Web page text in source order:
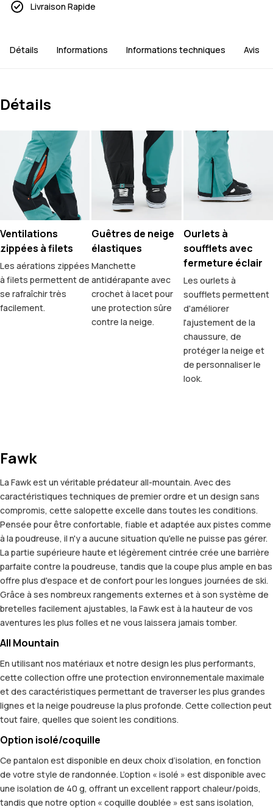
Livraison Rapide
Détails Informations Informations techniques Avis
Détails
Ventilations
zippées à filets
Les aérations zippées
à filets permettent de
se rafraîchir très
facilement.
Guêtres de neige
élastiques
Manchette
antidérapante avec
crochet à lacet pour
une protection sûre
contre la neige.
Ourlets à
soufflets avec
fermeture éclair
Les ourlets à
soufflets permettent
d'améliorer
l'ajustement de la
chaussure, de
protéger la neige et
de personnaliser le
look.
Fawk
La Fawk est un véritable prédateur all-mountain. Avec des
caractéristiques techniques de premier ordre et un design sans
compromis, cette salopette excelle dans toutes les conditions.
Pensée pour être confortable, fiable et adaptée aux pistes comme
à la poudreuse, il n'y a aucune situation qu'elle ne puisse pas gérer.
La partie supérieure haute et légèrement cintrée crée une barrière
parfaite contre la poudreuse, tandis que la coupe plus ample en bas
offre plus d'espace et de confort pour les longues journées de ski.
Grâce à ses nombreux rangements externes et à son système de
bretelles facilement ajustables, la Fawk est à la hauteur de vos
aventures les plus folles et ne vous laissera jamais tomber.
All Mountain
En utilisant nos matériaux et notre design les plus performants,
cette collection offre une protection environnementale maximale
et des caractéristiques permettant de traverser les plus grandes
lignes et la neige poudreuse la plus profonde. Cette collection peut
tout faire, quelles que soient les conditions.
Option isolé/coquille
Ce pantalon est disponible en deux choix d’isolation, en fonction
de votre style de randonnée. L’option « isolé » est disponible avec
une isolation de 40 g, offrant un excellent rapport chaleur/poids,
tandis que notre option « coquille doublée » est sans isolation,